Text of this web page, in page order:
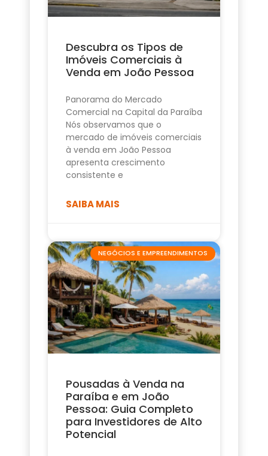
Descubra os Tipos de
Imóveis Comerciais à
Venda em João Pessoa
Panorama do Mercado
Comercial na Capital da Paraíba
Nós observamos que o
mercado de imóveis comerciais
à venda em João Pessoa
apresenta crescimento
consistente e
SAIBA MAIS
NEGÓCIOS E EMPREENDIMENTOS
Pousadas à Venda na
Paraíba e em João
Pessoa: Guia Completo
para Investidores de Alto
Potencial